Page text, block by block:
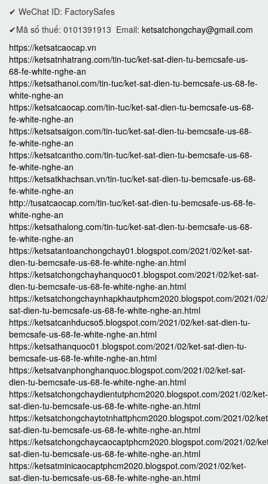
✔ WeChat ID: FactorySafes
✔Mã số thuế: 0101391913 Email: ketsatchongchay@gmail.com
https://ketsatcaocap.vn
https://ketsatnhatrang.com/tin-tuc/ket-sat-dien-tu-bemcsafe-us-
68-fe-white-nghe-an
https://ketsathanoi.com/tin-tuc/ket-sat-dien-tu-bemcsafe-us-68-fe-
white-nghe-an
https://ketsatcaocap.com/tin-tuc/ket-sat-dien-tu-bemcsafe-us-68-
fe-white-nghe-an
https://ketsatsaigon.com/tin-tuc/ket-sat-dien-tu-bemcsafe-us-68-
fe-white-nghe-an
https://ketsatcantho.com/tin-tuc/ket-sat-dien-tu-bemcsafe-us-68-
fe-white-nghe-an
https://ketsatkhachsan.vn/tin-tuc/ket-sat-dien-tu-bemcsafe-us-68-
fe-white-nghe-an
http://tusatcaocap.com/tin-tuc/ket-sat-dien-tu-bemcsafe-us-68-fe-
white-nghe-an
https://ketsathalong.com/tin-tuc/ket-sat-dien-tu-bemcsafe-us-68-
fe-white-nghe-an
https://ketsatantoanchongchay01.blogspot.com/2021/02/ket-sat-
dien-tu-bemcsafe-us-68-fe-white-nghe-an.html
https://ketsatchongchayhanquoc01.blogspot.com/2021/02/ket-sat-
dien-tu-bemcsafe-us-68-fe-white-nghe-an.html
https://ketsatchongchaynhapkhautphcm2020.blogspot.com/2021/
sat-dien-tu-bemcsafe-us-68-fe-white-nghe-an.html
https://ketsatcanhducso5.blogspot.com/2021/02/ket-sat-dien-tu-
bemcsafe-us-68-fe-white-nghe-an.html
https://ketsathanquoc01.blogspot.com/2021/02/ket-sat-dien-tu-
bemcsafe-us-68-fe-white-nghe-an.html
https://ketsatvanphonghanquoc.blogspot.com/2021/02/ket-sat-
dien-tu-bemcsafe-us-68-fe-white-nghe-an.html
https://ketsatchongchaydientutphcm2020.blogspot.com/2021/02/ket-
sat-dien-tu-bemcsafe-us-68-fe-white-nghe-an.html
https://ketsatchongchaytotnhattphcm2020.blogspot.com/2021/02/
sat-dien-tu-bemcsafe-us-68-fe-white-nghe-an.html
https://ketsatchongchaycaocaptphcm2020.blogspot.com/2021/02/
sat-dien-tu-bemcsafe-us-68-fe-white-nghe-an.html
https://ketsatminicaocaptphcm2020.blogspot.com/2021/02/ket-
sat-dien-tu-bemcsafe-us-68-fe-white-nghe-an.html